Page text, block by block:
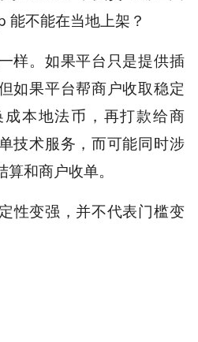
能不能在当地上架？
样。如果平台只是提供插
如果平台帮商户收取稳定
本地法币，再打款给商
技术服务，而可能同时涉
和商户收单。
性变强，并不代表门槛变